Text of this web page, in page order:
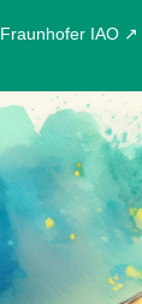
Fraunhofer IAO ↗